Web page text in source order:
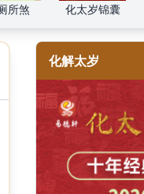
所煞 化太岁锦囊
化解太岁